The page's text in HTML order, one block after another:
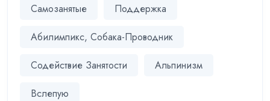
Самозанятые Поддержка
Абилимпикс, Собака-Проводник
Содействие Занятости Альпинизм
Вслепую